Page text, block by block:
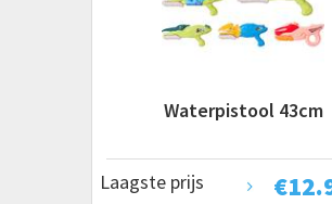
Waterpistool 43cm
€
Laagste prijs